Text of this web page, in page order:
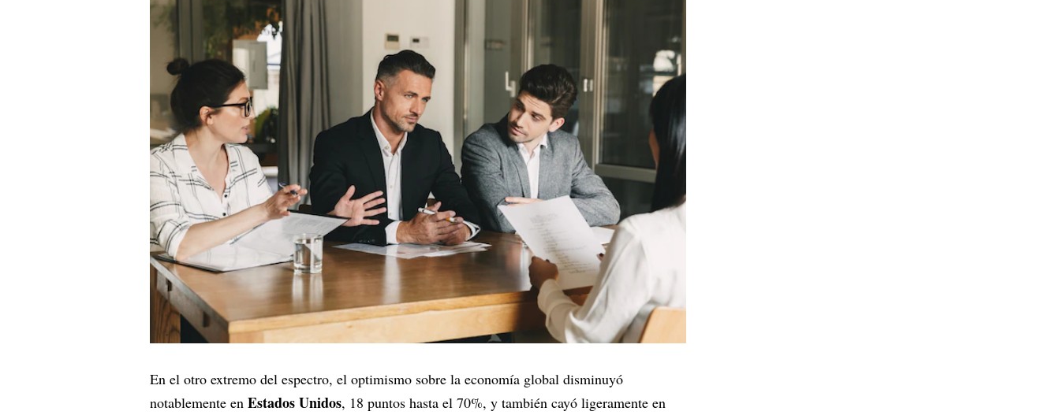
En el otro extremo del espectro, el optimismo sobre la economía global disminuyó
notablemente en Estados Unidos, 18 puntos hasta el 70%, y también cayó ligeramente en